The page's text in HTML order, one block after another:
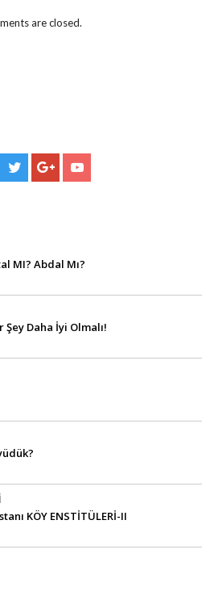
are closed.
MI? Abdal Mı?
Şey Daha İyi Olmalı!
KÖY ENSTİTÜLERİ-II